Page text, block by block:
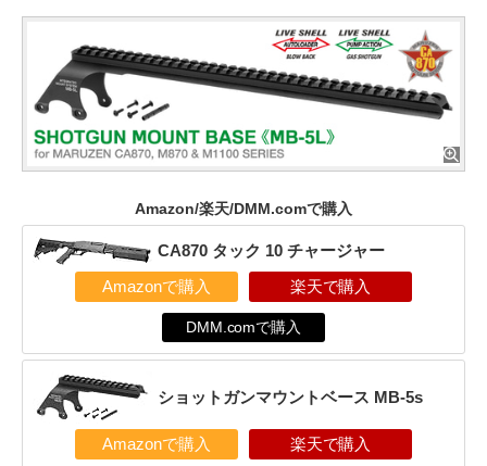
Amazon/楽天/DMM.comで購入
CA870 タック 10 チャージャー
Amazonで購入 楽天で購入
DMM.comで購入
ショットガンマウントベース MB-5s
Amazonで購入 楽天で購入